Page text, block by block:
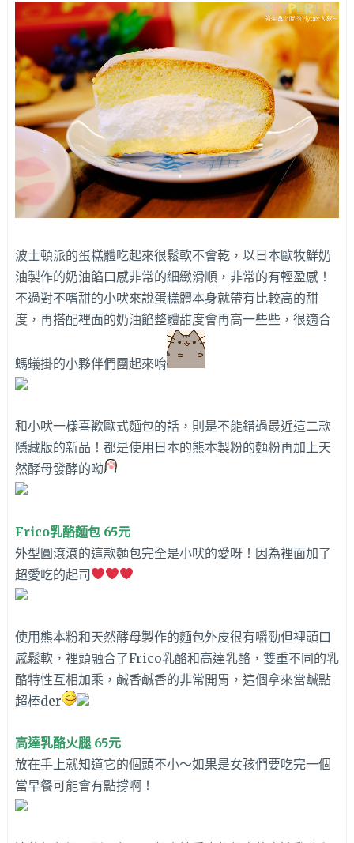
波士頓派的蛋糕體吃起來很鬆軟不會乾，以日本歐牧鮮奶
油製作的奶油餡口感非常的細緻滑順，非常的有輕盈感！
不過對不嗜甜的小吠來說蛋糕體本身就帶有比較高的甜
度，再搭配裡面的奶油餡整體甜度會再高一些些，很適合
螞蟻掛的小夥伴們團起來唷
和小吠一樣喜歡歐式麵包的話，則是不能錯過最近這二款
隱藏版的新品！都是使用日本的熊本製粉的麵粉再加上天
然酵母發酵的呦
Frico乳酪麵包 65元
外型圓滾滾的這款麵包完全是小吠的愛呀！因為裡面加了
超愛吃的起司
使用熊本粉和天然酵母製作的麵包外皮很有嚼勁但裡頭口
感鬆軟，裡頭融合了Frico乳酪和高達乳酪，雙重不同的乳
酪特性互相加乘，鹹香鹹香的非常開胃，這個拿來當鹹點
超棒der
高達乳酪火腿 65元
放在手上就知道它的個頭不小～如果是女孩們要吃完一個
當早餐可能會有點撐啊！